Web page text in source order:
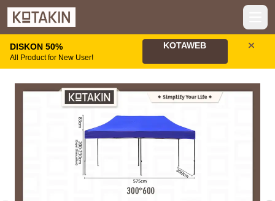
DISKON 50%
All Product for New User!
KOTAWEB